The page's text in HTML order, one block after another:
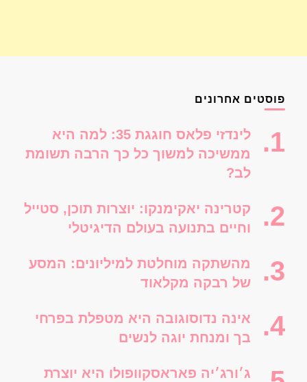
פוסטים אחרונים
לינדזי פלאס חוגגת 35: למה היא
ממשיכה למשוך כל כך הרבה תשומת
לב?
קטרינה יאקימנקו: יוצרות תוכן, סטייל
וחיים בתנועה בעולם הדיגיטלי
מהשתקה מוחלטת למיליונים: המסע
של רבקה מקלאוד
אינה נדוסוגובה היא מטפלת בפרחי
בך ומנחת יוגה לנשים
ג׳ורג׳יה פאראסקוופולו היא יוצרת